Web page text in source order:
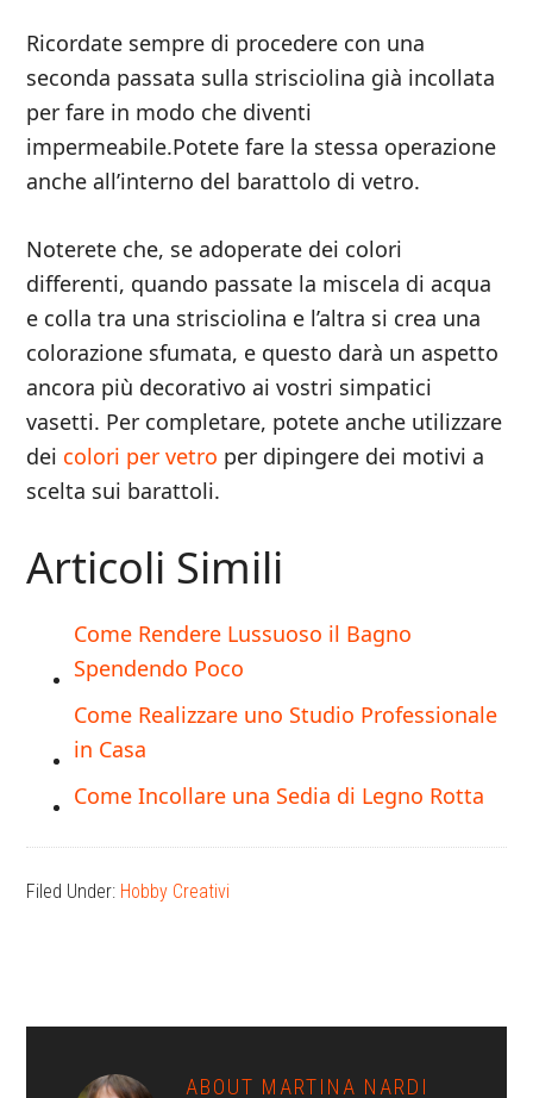
Ricordate sempre di procedere con una
seconda passata sulla strisciolina già incollata
per fare in modo che diventi
impermeabile.Potete fare la stessa operazione
anche all’interno del barattolo di vetro.
Noterete che, se adoperate dei colori
differenti, quando passate la miscela di acqua
e colla tra una strisciolina e l’altra si crea una
colorazione sfumata, e questo darà un aspetto
ancora più decorativo ai vostri simpatici
vasetti. Per completare, potete anche utilizzare
dei colori per vetro per dipingere dei motivi a
scelta sui barattoli.
Articoli Simili
Come Rendere Lussuoso il Bagno
Spendendo Poco
Come Realizzare uno Studio Professionale
in Casa
Come Incollare una Sedia di Legno Rotta
Filed Under: Hobby Creativi
ABOUT MARTINA NARDI